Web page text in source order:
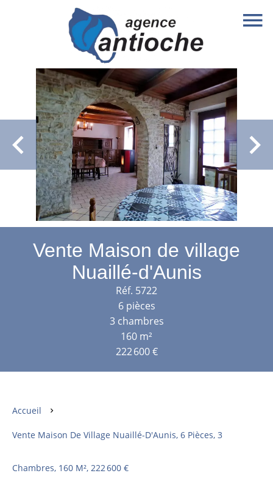
Vente Maison de village
Nuaillé-d'Aunis
Réf. 5722
6 pièces
3 chambres
160 m²
222 600 €
Accueil
Vente Maison De Village Nuaillé-D'Aunis, 6 Pièces, 3
Chambres, 160 M², 222 600 €